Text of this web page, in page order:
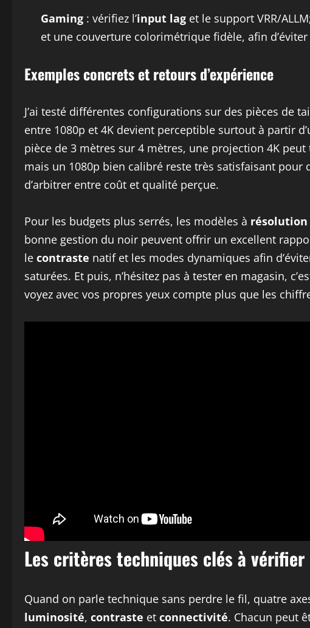
Gaming : vérifiez l’input lag et le support VRR/
et une couverture colorimétrique fidèle, afin
Exemples concrets et retours d’expérience
J’ai testé différentes configurations sur des pièces de
entre 1080p et 4K devient perceptible surtout à partir
pièce de 3 mètres sur 4 mètres, une projection 4K
mais un 1080p bien calibré reste très satisfaisant pour
d’arbitrer entre coût et qualité perçue.
Pour les budgets plus serrés, les modèles à résolution
bonne gestion du noir peuvent offrir un excellent
le contraste natif et les modes dynamiques afin
saturées. Et puis, n’hésitez pas à tester en magasin,
voyez avec vos propres yeux compte plus que les
Les critères techniques clés à
Quand on parle technique sans perdre le fil, quatre
luminosité, contraste et connectivité. Chacun peut